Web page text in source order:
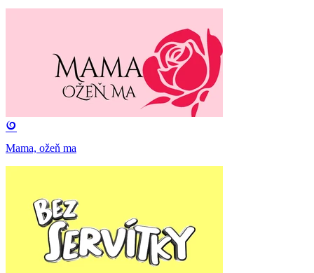
Mama, ožeň ma